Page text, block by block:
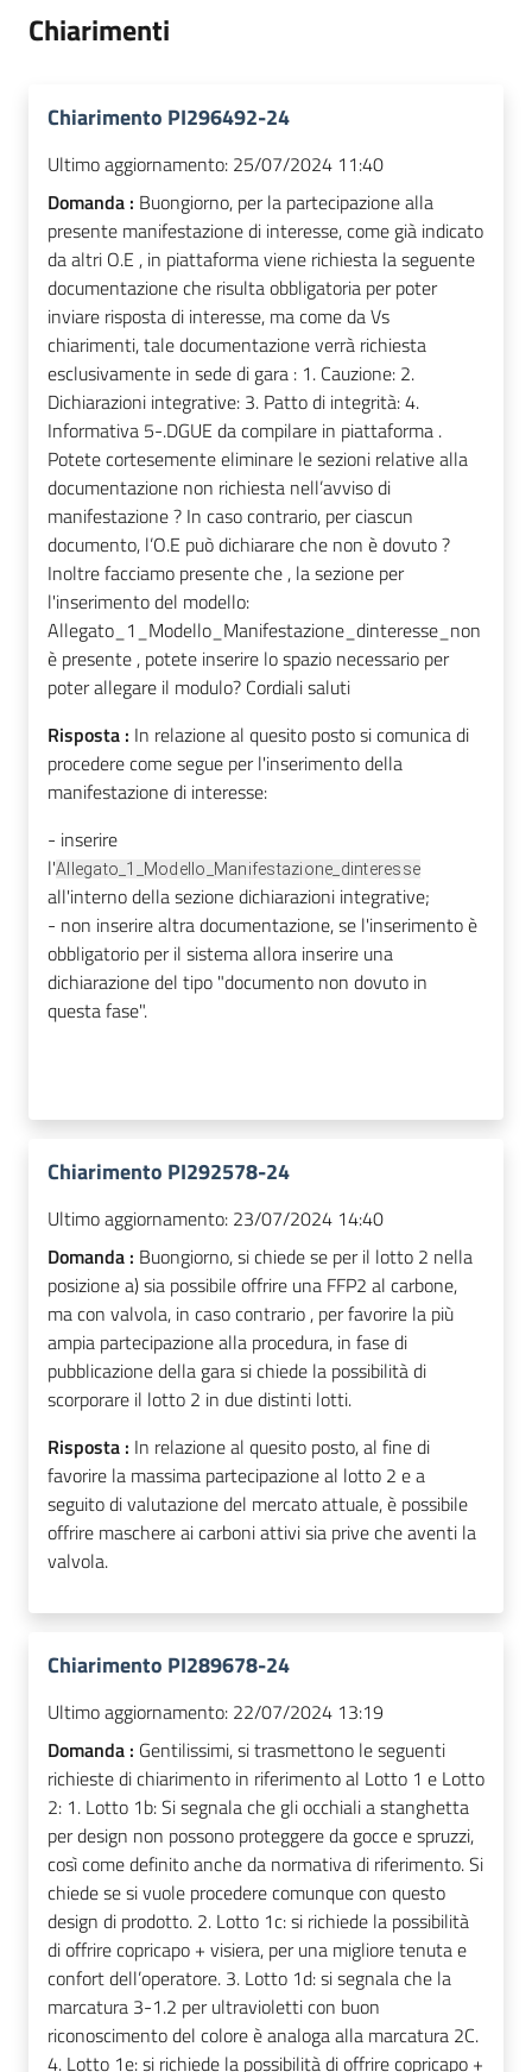
Chiarimenti
Chiarimento PI296492-24
Ultimo aggiornamento: 25/07/2024 11:40
Domanda : Buongiorno, per la partecipazione alla
presente manifestazione di interesse, come già indicato
da altri O.E , in piattaforma viene richiesta la seguente
documentazione che risulta obbligatoria per poter
inviare risposta di interesse, ma come da Vs
chiarimenti, tale documentazione verrà richiesta
esclusivamente in sede di gara : 1. Cauzione: 2.
Dichiarazioni integrative: 3. Patto di integrità: 4.
Informativa 5-.DGUE da compilare in piattaforma .
Potete cortesemente eliminare le sezioni relative alla
documentazione non richiesta nell’avviso di
manifestazione ? In caso contrario, per ciascun
documento, l’O.E può dichiarare che non è dovuto ?
Inoltre facciamo presente che , la sezione per
l'inserimento del modello:
Allegato_1_Modello_Manifestazione_dinteresse_non
è presente , potete inserire lo spazio necessario per
poter allegare il modulo? Cordiali saluti
Risposta : In relazione al quesito posto si comunica di
procedere come segue per l'inserimento della
manifestazione di interesse:
- inserire
l'Allegato_1_Modello_Manifestazione_dinteresse
all'interno della sezione dichiarazioni integrative;
- non inserire altra documentazione, se l'inserimento è
obbligatorio per il sistema allora inserire una
dichiarazione del tipo "documento non dovuto in
questa fase".
Chiarimento PI292578-24
Ultimo aggiornamento: 23/07/2024 14:40
Domanda : Buongiorno, si chiede se per il lotto 2 nella
posizione a) sia possibile offrire una FFP2 al carbone,
ma con valvola, in caso contrario , per favorire la più
ampia partecipazione alla procedura, in fase di
pubblicazione della gara si chiede la possibilità di
scorporare il lotto 2 in due distinti lotti.
Risposta : In relazione al quesito posto, al fine di
favorire la massima partecipazione al lotto 2 e a
seguito di valutazione del mercato attuale, è possibile
offrire maschere ai carboni attivi sia prive che aventi la
valvola.
Chiarimento PI289678-24
Ultimo aggiornamento: 22/07/2024 13:19
Domanda : Gentilissimi, si trasmettono le seguenti
richieste di chiarimento in riferimento al Lotto 1 e Lotto
2: 1. Lotto 1b: Si segnala che gli occhiali a stanghetta
per design non possono proteggere da gocce e spruzzi,
così come definito anche da normativa di riferimento. Si
chiede se si vuole procedere comunque con questo
design di prodotto. 2. Lotto 1c: si richiede la possibilità
di offrire copricapo + visiera, per una migliore tenuta e
confort dell’operatore. 3. Lotto 1d: si segnala che la
marcatura 3-1.2 per ultravioletti con buon
riconoscimento del colore è analoga alla marcatura 2C.
4. Lotto 1e: si richiede la possibilità di offrire copricapo +